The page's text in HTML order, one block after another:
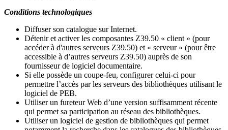
Conditions technologiques
Diffuser son catalogue sur Internet.
Détenir et activer les composantes Z39.50 « client » (pour
accéder à d'autres serveurs Z39.50) et « serveur » (pour être
accessible à d’autres serveurs Z39.50) auprès de son
fournisseur de logiciel documentaire.
Si elle possède un coupe-feu, configurer celui-ci pour
permettre l’accès par les serveurs des bibliothèques utilisant le
logiciel de PEB.
Utiliser un fureteur Web d’une version suffisamment récente
qui permet sa participation au réseau des bibliothèques.
Utiliser un logiciel de gestion de bibliothèques qui permet